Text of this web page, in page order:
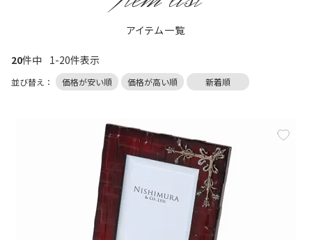
アイテム一覧
並び替え 価格が安い順 価格が高い順 新着順
20件中 1-20件表示